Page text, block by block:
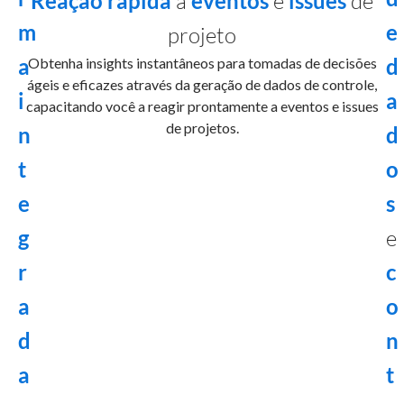
m
a
i
n
t
e
g
r
a
d
a
projeto
Obtenha insights instantâneos para tomadas de decisões
ágeis e eficazes através da geração de dados de controle,
capacitando você a reagir prontamente a eventos e issues
de projetos.
e
d
a
d
o
s
e
c
o
n
t